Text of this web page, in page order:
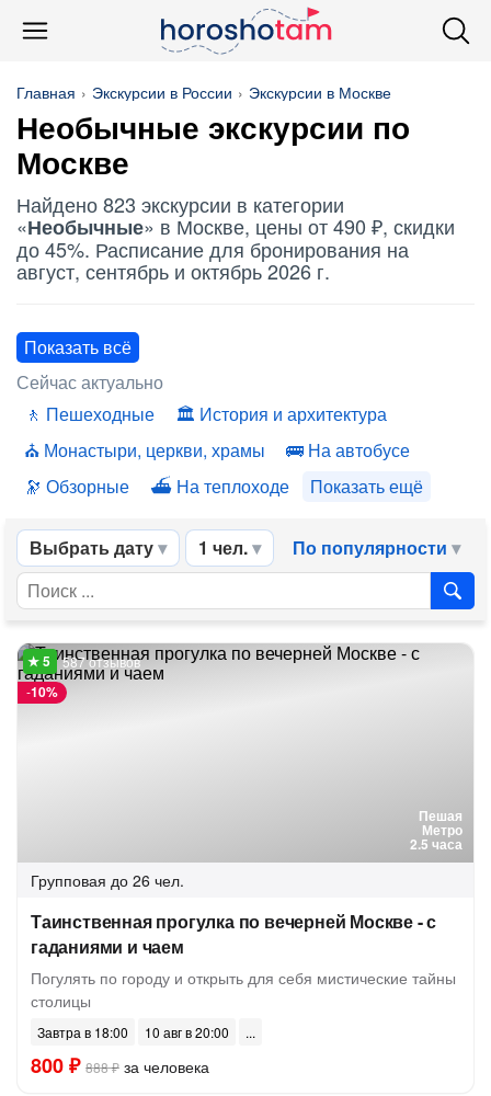
Главная Экскурсии в России Экскурсии в Москве
Необычные экскурсии по
Москве
Найдено 823 экскурсии в категории
«Необычные» в Москве, цены от 490 ₽, скидки
до 45%. Расписание для бронирования на
август, сентябрь и октябрь 2026 г.
Показать всё
Сейчас актуально
Пешеходные
История и архитектура
Монастыри, церкви, храмы
На автобусе
Обзорные
На теплоходе Показать ещё
Выбрать дату 1 чел. По популярности
Пешая
Метро
2.5 часа
-10%
587 отзывов
Групповая до 26 чел.
Таинственная прогулка по вечерней Москве - с
гаданиями и чаем
Погулять по городу и открыть для себя мистические тайны
столицы
Завтра в 18:00 10 авг в 20:00
800 ₽ 888 ₽ за человека